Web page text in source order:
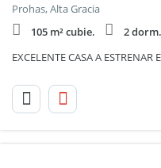
Prohas, Alta Gracia
105 m² cubie.
2 dorm.
EXCELENTE CASA A